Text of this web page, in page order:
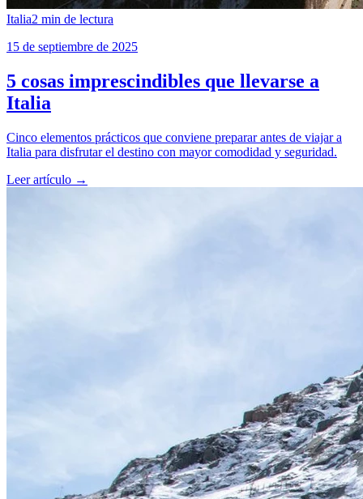
Italia2 min de lectura
15 de septiembre de 2025
5 cosas imprescindibles que llevarse a
Italia
Cinco elementos prácticos que conviene preparar antes de viajar a
Italia para disfrutar el destino con mayor comodidad y seguridad.
Leer artículo →